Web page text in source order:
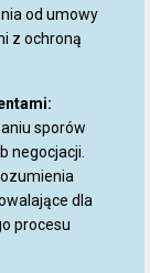
od umowy
z ochroną
sporów
negocjacji.
dla
procesu